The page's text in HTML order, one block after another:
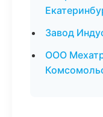
Завод
ООО